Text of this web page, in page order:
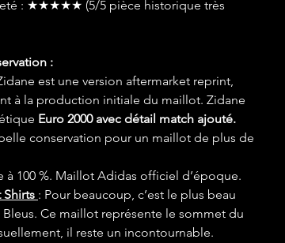
: ★★★★★ (5/5 pièce historique très
:
est une version aftermarket reprint,
à la production initiale du maillot. Zidane
Euro 2000 avec détail match ajouté.
conservation pour un maillot de plus de
à 100 %. Maillot Adidas officiel d’époque.
Shirts : Pour beaucoup, c’est le plus beau
Bleus. Ce maillot représente le sommet du
il reste un incontournable.